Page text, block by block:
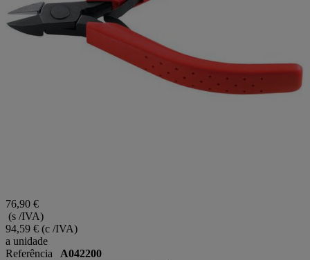
76,90 €
(s /IVA)
94,59 € (c /IVA)
a unidade
Referência A042200